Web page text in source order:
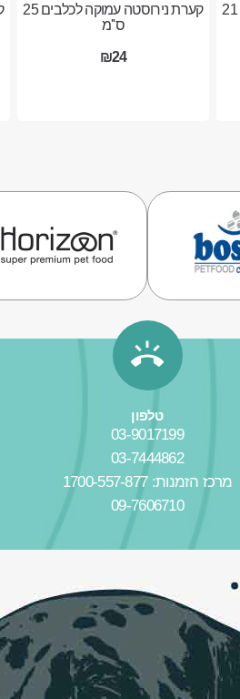
קערת נירוסטה עמוקה לכלבים 21
קערת נירוסטה עמוקה לכלבים 25
ס''מ
₪24
טלפון
03-9017199
03-7444862
מרכז הזמנות: 1700-557-877
09-7606710